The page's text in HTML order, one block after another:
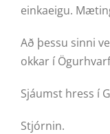
einkaeigu.
Að þessu sinni
okkar í
Sjáumst hress í
Stjórnin.